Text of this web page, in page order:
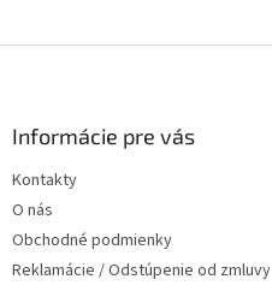
Informácie pre vás
Kontakty
O nás
Obchodné podmienky
Reklamácie / Odstúpenie od zmluvy